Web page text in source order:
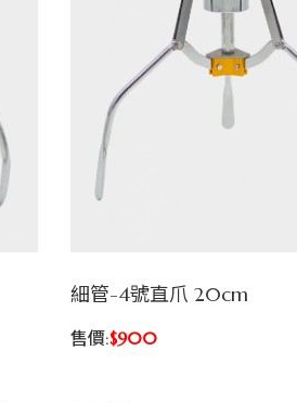
細管-4號直爪 20cm
售價:$900